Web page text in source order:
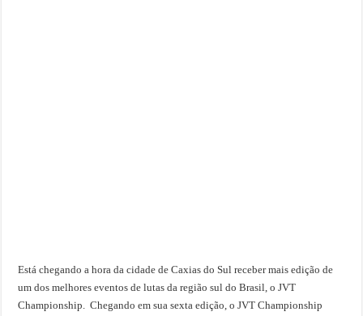
Está chegando a hora da cidade de Caxias do Sul receber mais edição de
um dos melhores eventos de lutas da região sul do Brasil, o JVT
Championship. Chegando em sua sexta edição, o JVT Championship